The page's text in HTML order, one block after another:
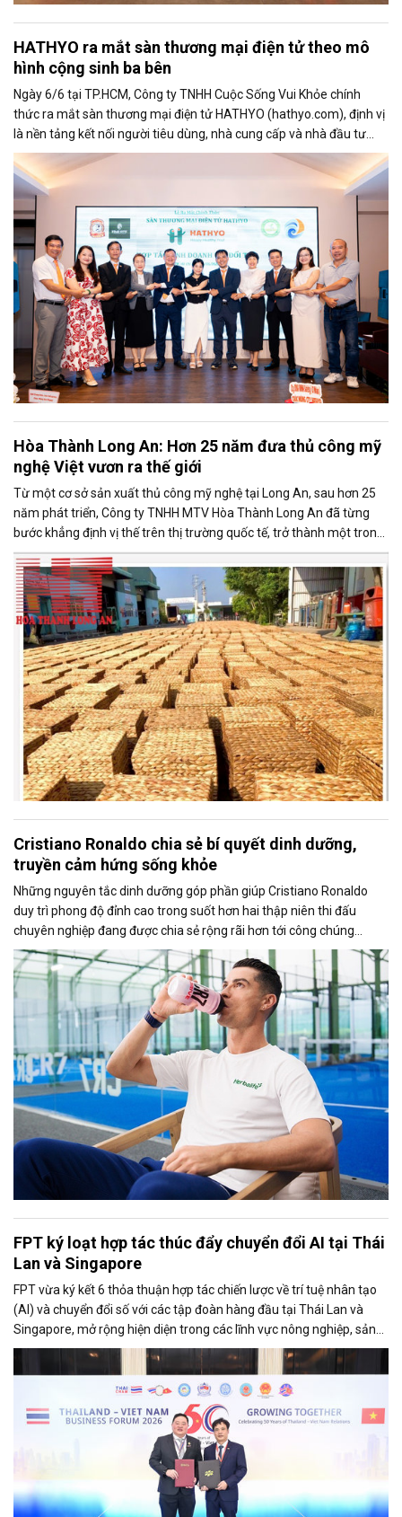
HATHYO ra mắt sàn thương mại điện tử theo mô
hình cộng sinh ba bên
Ngày 6/6 tại TP.HCM, Công ty TNHH Cuộc Sống Vui Khỏe chính
thức ra mắt sàn thương mại điện tử HATHYO (hathyo.com), định vị
là nền tảng kết nối người tiêu dùng, nhà cung cấp và nhà đầu tư
theo mô hình cộng sinh ba bên, hướng đến lĩnh vực hàng tiêu dùng
thiết yếu và sức khỏe cộng đồng.
Hòa Thành Long An: Hơn 25 năm đưa thủ công mỹ
nghệ Việt vươn ra thế giới
Từ một cơ sở sản xuất thủ công mỹ nghệ tại Long An, sau hơn 25
năm phát triển, Công ty TNHH MTV Hòa Thành Long An đã từng
bước khẳng định vị thế trên thị trường quốc tế, trở thành một trong
những doanh nghiệp xuất khẩu uy tín của ngành thủ công mỹ nghệ
Việt Nam.
Cristiano Ronaldo chia sẻ bí quyết dinh dưỡng,
truyền cảm hứng sống khỏe
Những nguyên tắc dinh dưỡng góp phần giúp Cristiano Ronaldo
duy trì phong độ đỉnh cao trong suốt hơn hai thập niên thi đấu
chuyên nghiệp đang được chia sẻ rộng rãi hơn tới công chúng
thông qua chiến dịch toàn cầu “Fuel Like Ronaldo” do Herbalife
triển khai.
FPT ký loạt hợp tác thúc đẩy chuyển đổi AI tại Thái
Lan và Singapore
FPT vừa ký kết 6 thỏa thuận hợp tác chiến lược về trí tuệ nhân tạo
(AI) và chuyển đổi số với các tập đoàn hàng đầu tại Thái Lan và
Singapore, mở rộng hiện diện trong các lĩnh vực nông nghiệp, sản
xuất, tài chính, năng lượng, logistics và vận tải.